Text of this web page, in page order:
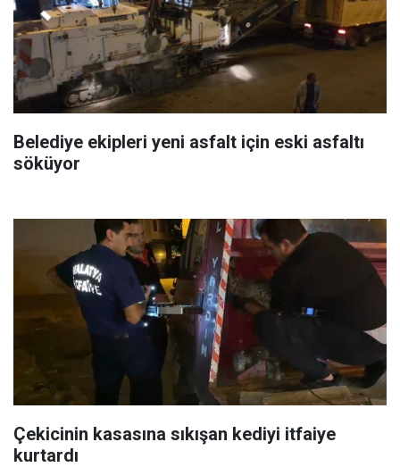
Belediye ekipleri yeni asfalt için eski asfaltı
söküyor
Çekicinin kasasına sıkışan kediyi itfaiye
kurtardı